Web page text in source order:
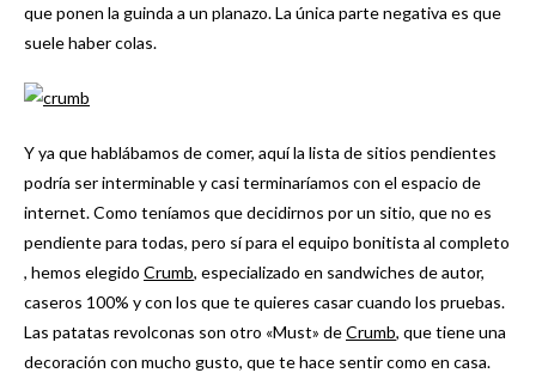
que ponen la guinda a un planazo. La única parte negativa es que
suele haber colas.
Y ya que hablábamos de comer, aquí la lista de sitios pendientes
podría ser interminable y casi terminaríamos con el espacio de
internet. Como teníamos que decidirnos por un sitio, que no es
pendiente para todas, pero sí para el equipo bonitista al completo
, hemos elegido Crumb, especializado en sandwiches de autor,
caseros 100% y con los que te quieres casar cuando los pruebas.
Las patatas revolconas son otro «Must» deCrumb, que tiene una
decoración con mucho gusto, que te hace sentir como en casa.